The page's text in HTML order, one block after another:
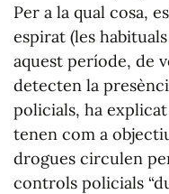
Per a la qual cosa,
espirat (les
aquest període, de
detecten la
policials, ha
tenen com a
drogues circulen
controls policials